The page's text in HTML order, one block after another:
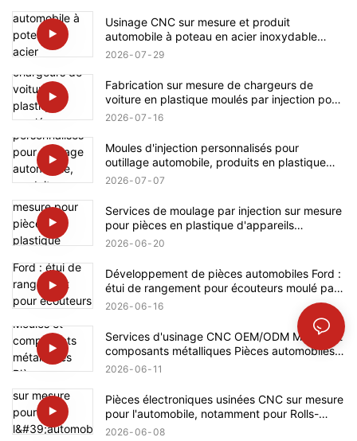
Usinage CNC sur mesure et produit
automobile à poteau en acier inoxydable
avec arbre à vis pour Rolls-Royce
2026 07 29
Fabrication sur mesure de chargeurs de
voiture en plastique moulés par injection pour
Tesla
2026 07 16
Moules d'injection personnalisés pour
outillage automobile, produits en plastique
pour BMW
2026 07 07
Services de moulage par injection sur mesure
pour pièces en plastique d'appareils
électroménagers Bosch
2026 06 20
Développement de pièces automobiles Ford :
étui de rangement pour écouteurs moulé par
injection sur mesure en plastique
2026 06 16
Services d'usinage CNC OEM/ODM Moules et
composants métalliques Pièces automobiles
pour Mercedes-Benz
2026 06 11
Pièces électroniques usinées CNC sur mesure
pour l'automobile, notamment pour Rolls-
Royce
2026 06 08